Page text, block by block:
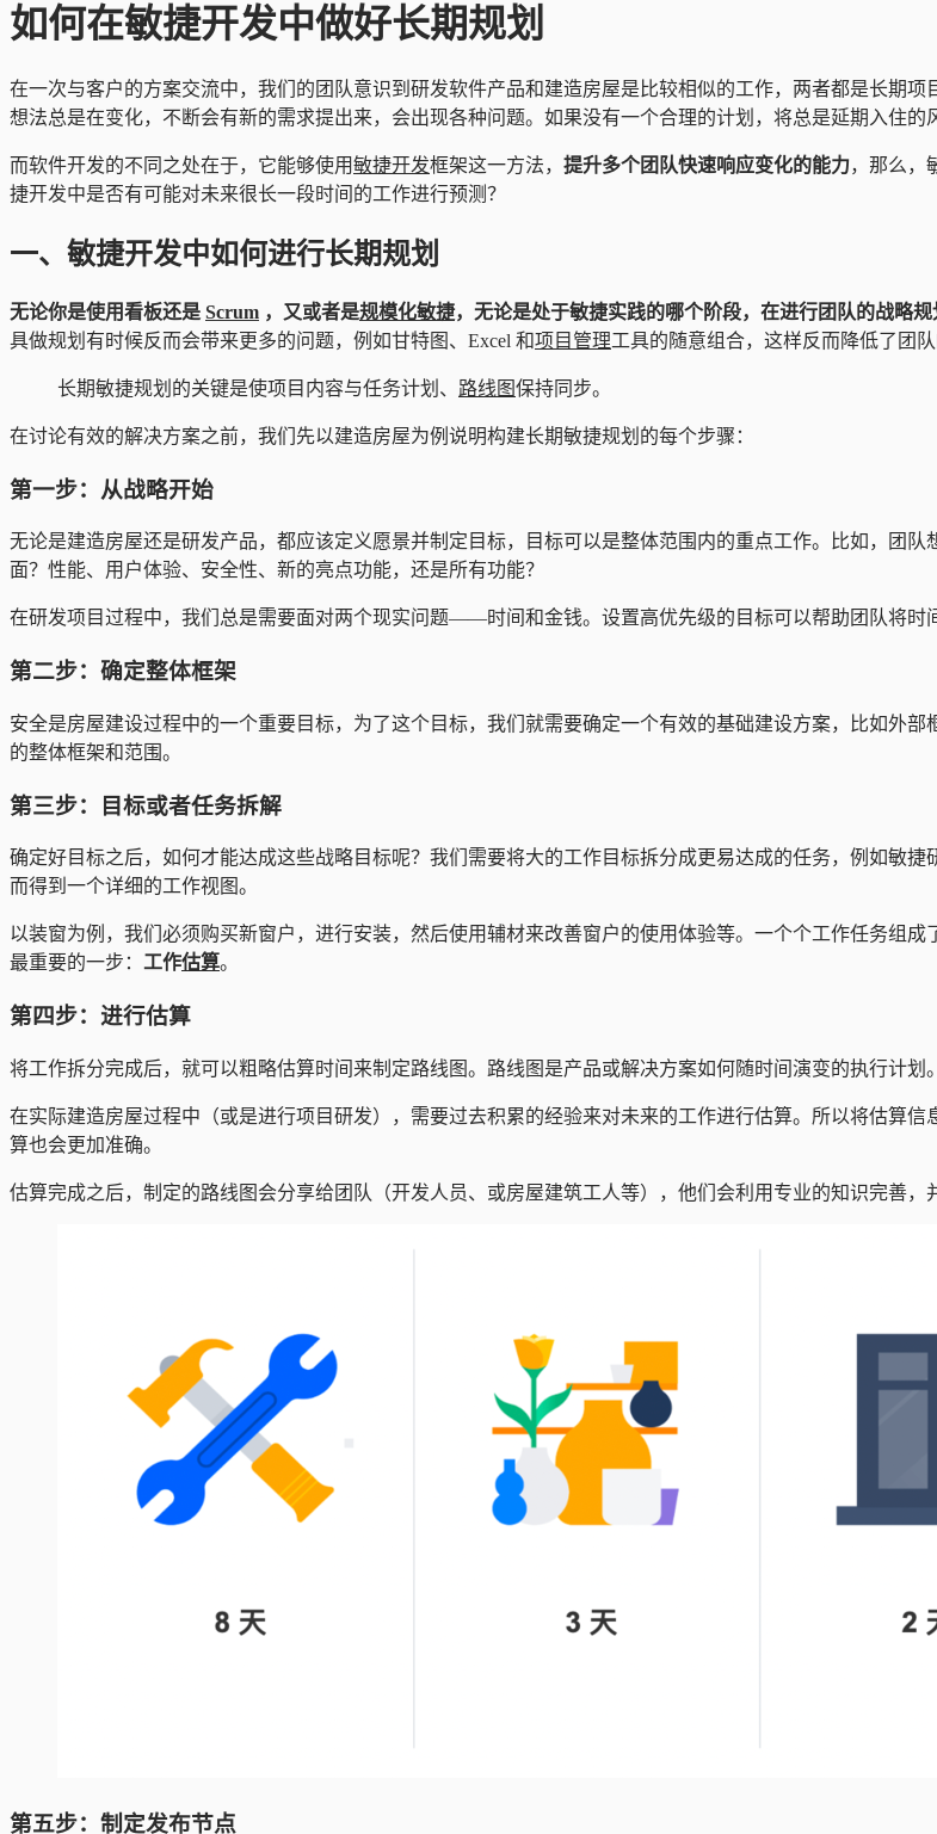
如何在敏捷开发中做好长期规划
在一次与客户的方案交流中，我们的团队意识到研发软件产品和建造房屋是比较相似的工作，两者都是长期
想法总是在变化，不断会有新的需求提出来，会出现各种问题。如果没有一个合理的计划，将总是延期入住的
而软件开发的不同之处在于，它能够使用敏捷开发框架这一方法， 提升多个团队快速响应变化的能力，那么，
捷开发中是否有可能对未来很长一段时间的工作进行预测？
一、敏捷开发中如何进行长期规划
无论你是使用看板还是 Scrum ，又或者是规模化敏捷，无论是处于敏捷实践的哪个阶段，在进行团队的战略
具做规划有时候反而会带来更多的问题，例如甘特图、Excel 和项目管理工具的随意组合，这样反而降低了团队
长期敏捷规划的关键是使项目内容与任务计划、 路线图保持同步。
在讨论有效的解决方案之前，我们先以建造房屋为例说明构建长期敏捷规划的每个步骤：
第一步：从战略开始
无论是建造房屋还是研发产品，都应该定义愿景并制定目标，目标可以是整体范围内的重点工作。比如，团
面？性能、用户体验、安全性、新的亮点功能，还是所有功能？
在研发项目过程中，我们总是需要面对两个现实问题——时间和金钱。设置高优先级的目标可以帮助团队将时
第二步：确定整体框架
安全是房屋建设过程中的一个重要目标，为了这个目标，我们就需要确定一个有效的基础建设方案，比如外
的整体框架和范围。
第三步：目标或者任务拆解
确定好目标之后，如何才能达成这些战略目标呢？我们需要将大的工作目标拆分成更易达成的任务，例如敏捷
而得到一个详细的工作视图。
以装窗为例，我们必须购买新窗户，进行安装，然后使用辅材来改善窗户的使用体验等。一个个工作任务组
最重要的一步： 工作估算。
第四步：进行估算
将工作拆分完成后，就可以粗略估算时间来制定路线图。路线图是产品或解决方案如何随时间演变的执行计划
在实际建造房屋过程中（或是进行项目研发），需要过去积累的经验来对未来的工作进行估算。所以将估算
算也会更加准确。
估算完成之后，制定的路线图会分享给团队（开发人员、或房屋建筑工人等），他们会利用专业的知识完善，
第五步：制定发布节点